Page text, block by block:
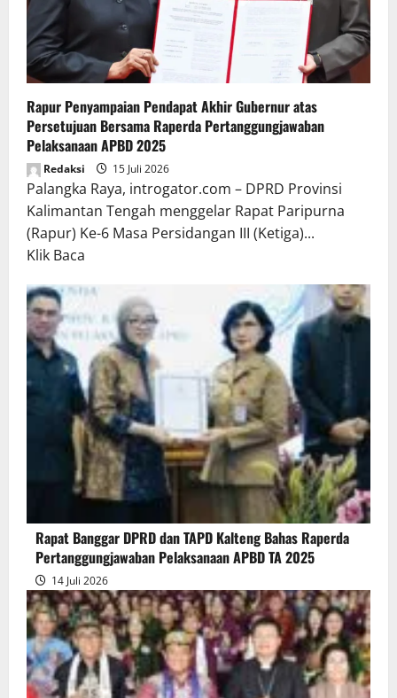
Rapur Penyampaian Pendapat Akhir Gubernur atas
Persetujuan Bersama Raperda Pertanggungjawaban
Pelaksanaan APBD 2025
Redaksi 15 Juli 2026
Palangka Raya, introgator.com – DPRD Provinsi
Kalimantan Tengah menggelar Rapat Paripurna
(Rapur) Ke-6 Masa Persidangan III (Ketiga)...
Klik Baca
about
Rapur
Penyampaian
Pendapat
Akhir
Gubernur
atas
Persetujuan
Bersama
Raperda
Pertanggungjawaban
Pelaksanaan
APBD
2025
Rapat Banggar DPRD dan TAPD Kalteng Bahas Raperda
Pertanggungjawaban Pelaksanaan APBD TA 2025
14 Juli 2026